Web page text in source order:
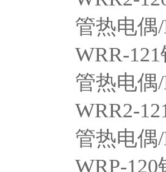
管热电偶
WRR-121
管热电偶
WRR2-
管热电偶
WRP-120